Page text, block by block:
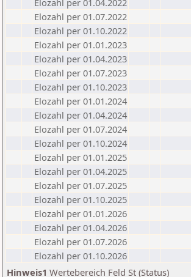
Elozahl per 01.04.2022
Elozahl per 01.07.2022
Elozahl per 01.10.2022
Elozahl per 01.01.2023
Elozahl per 01.04.2023
Elozahl per 01.07.2023
Elozahl per 01.10.2023
Elozahl per 01.01.2024
Elozahl per 01.04.2024
Elozahl per 01.07.2024
Elozahl per 01.10.2024
Elozahl per 01.01.2025
Elozahl per 01.04.2025
Elozahl per 01.07.2025
Elozahl per 01.10.2025
Elozahl per 01.01.2026
Elozahl per 01.04.2026
Elozahl per 01.07.2026
Elozahl per 01.10.2026
Hinweis1 Wertebereich Feld St (Status)